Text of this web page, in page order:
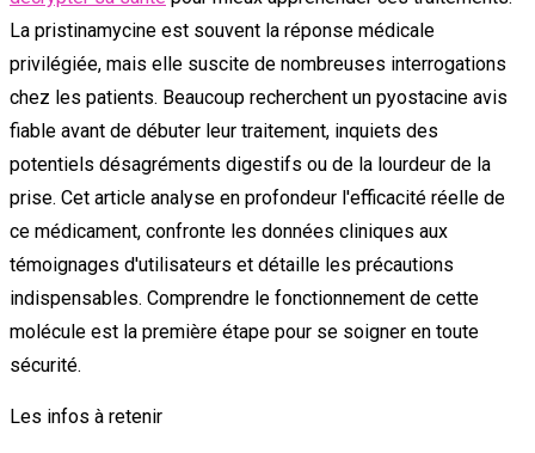
La pristinamycine est souvent la réponse médicale
privilégiée, mais elle suscite de nombreuses interrogations
chez les patients. Beaucoup recherchent un pyostacine avis
fiable avant de débuter leur traitement, inquiets des
potentiels désagréments digestifs ou de la lourdeur de la
prise. Cet article analyse en profondeur l'efficacité réelle de
ce médicament, confronte les données cliniques aux
témoignages d'utilisateurs et détaille les précautions
indispensables. Comprendre le fonctionnement de cette
molécule est la première étape pour se soigner en toute
sécurité.
Les infos à retenir